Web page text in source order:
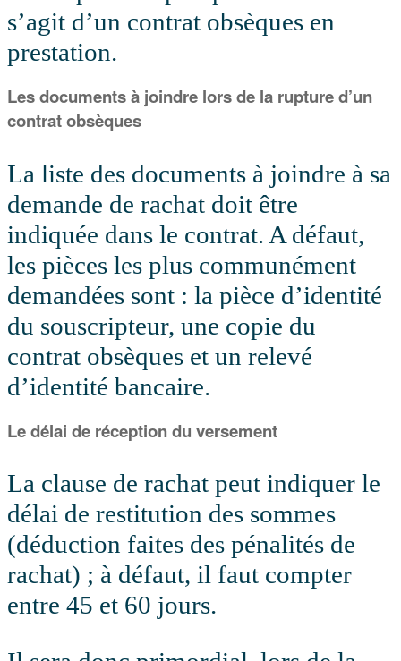
s’agit d’un contrat obsèques en
prestation.
Les documents à joindre lors de la rupture d’un
contrat obsèques
La liste des documents à joindre à sa
demande de rachat doit être
indiquée dans le contrat. A défaut,
les pièces les plus communément
demandées sont : la pièce d’identité
du souscripteur, une copie du
contrat obsèques et un relevé
d’identité bancaire.
Le délai de réception du versement
La clause de rachat peut indiquer le
délai de restitution des sommes
(déduction faites des pénalités de
rachat) ; à défaut, il faut compter
entre 45 et 60 jours.